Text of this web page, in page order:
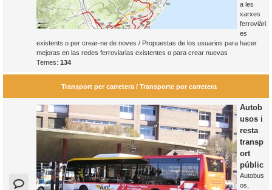
a les
xarxes
ferroviàri
es
existents o per crear-ne de noves / Propuestas de los usuarios para hacer
mejoras en las redes ferroviarias existentes o para crear nuevas
Temes: 134
Transport per carretera / Transporte por carretera
Autob
usos i
resta
transp
ort
públic
Autobus
os,